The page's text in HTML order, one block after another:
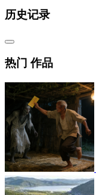
历史记录
热门 作品